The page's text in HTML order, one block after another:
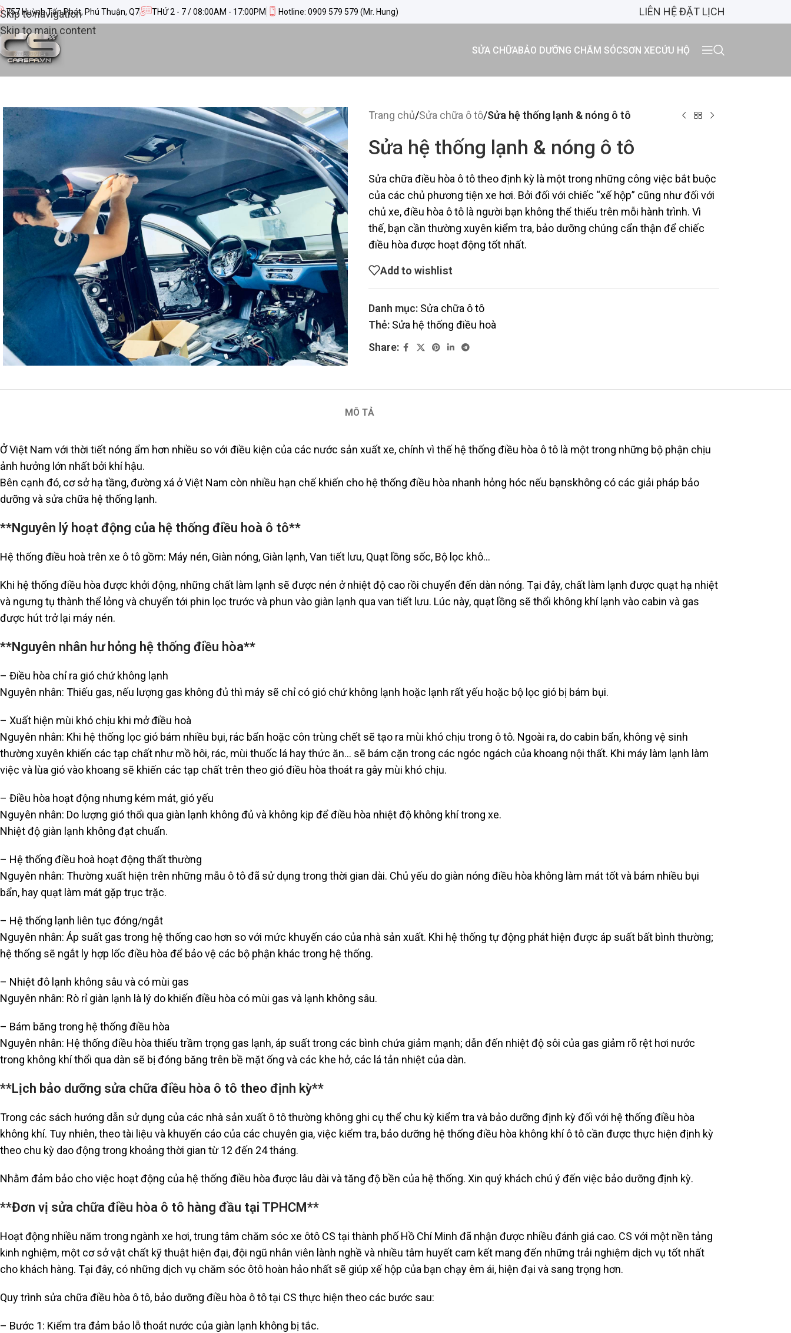
Skip to navigation
Skip to main content
757 Huỳnh Tấn Phát, Phú Thuận, Q7 THỨ 2 - 7 / 08:00AM - 17:00PM Hotline: 0909 579 579 (Mr. Hung) LIÊN HỆ ĐẶT LỊCH
SỬA CHỮABẢO DƯỠNG CHĂM SÓCSƠN XECỨU HỘ
Trang chủ/Sửa chữa ô tô/Sửa hệ thống lạnh & nóng ô tô
Sửa hệ thống lạnh & nóng ô tô
Sửa chữa điều hòa ô tô theo định kỳ là một trong những công việc bắt buộc
của các chủ phương tiện xe hơi. Bởi đối với chiếc “xế hộp” cũng như đối với
chủ xe, điều hòa ô tô là người bạn không thể thiếu trên mỗi hành trình. Vì
thế, bạn cần thường xuyên kiểm tra, bảo dưỡng chúng cẩn thận để chiếc
điều hòa được hoạt động tốt nhất.
Add to wishlist
Danh mục: Sửa chữa ô tô
Thẻ: Sửa hệ thống điều hoà
Share:
MÔ TẢ
Ở Việt Nam với thời tiết nóng ẩm hơn nhiều so với điều kiện của các nước sản xuất xe, chính vì thế hệ thống điều hòa ô tô là một trong những bộ phận chịu
ảnh hưởng lớn nhất bởi khí hậu.
Bên cạnh đó, cơ sở hạ tầng, đường xá ở Việt Nam còn nhiều hạn chế khiến cho hệ thống điều hòa nhanh hỏng hóc nếu bạnskhông có các giải pháp bảo
dưỡng và sửa chữa hệ thống lạnh.
**Nguyên lý hoạt động của hệ thống điều hoà ô tô**
Hệ thống điều hoà trên xe ô tô gồm: Máy nén, Giàn nóng, Giàn lạnh, Van tiết lưu, Quạt lồng sốc, Bộ lọc khô…
Khi hệ thống điều hòa được khởi động, những chất làm lạnh sẽ được nén ở nhiệt độ cao rồi chuyển đến dàn nóng. Tại đây, chất làm lạnh được quạt hạ nhiệt
và ngưng tụ thành thể lỏng và chuyển tới phin lọc trước và phun vào giàn lạnh qua van tiết lưu. Lúc này, quạt lồng sẽ thổi không khí lạnh vào cabin và gas
được hút trở lại máy nén.
**Nguyên nhân hư hỏng hệ thống điều hòa**
– Điều hòa chỉ ra gió chứ không lạnh
Nguyên nhân: Thiếu gas, nếu lượng gas không đủ thì máy sẽ chỉ có gió chứ không lạnh hoặc lạnh rất yếu hoặc bộ lọc gió bị bám bụi.
– Xuất hiện mùi khó chịu khi mở điều hoà
Nguyên nhân: Khi hệ thống lọc gió bám nhiều bụi, rác bẩn hoặc côn trùng chết sẽ tạo ra mùi khó chịu trong ô tô. Ngoài ra, do cabin bẩn, không vệ sinh
thường xuyên khiến các tạp chất như mồ hôi, rác, mùi thuốc lá hay thức ăn… sẽ bám cặn trong các ngóc ngách của khoang nội thất. Khi máy làm lạnh làm
việc và lùa gió vào khoang sẽ khiến các tạp chất trên theo gió điều hòa thoát ra gây mùi khó chịu.
– Điều hòa hoạt động nhưng kém mát, gió yếu
Nguyên nhân: Do lượng gió thổi qua giàn lạnh không đủ và không kịp để điều hòa nhiệt độ không khí trong xe.
Nhiệt độ giàn lạnh không đạt chuẩn.
– Hệ thống điều hoà hoạt động thất thường
Nguyên nhân: Thường xuất hiện trên những mẫu ô tô đã sử dụng trong thời gian dài. Chủ yếu do giàn nóng điều hòa không làm mát tốt và bám nhiều bụi
bẩn, hay quạt làm mát gặp trục trặc.
– Hệ thống lạnh liên tục đóng/ngắt
Nguyên nhân: Áp suất gas trong hệ thống cao hơn so với mức khuyến cáo của nhà sản xuất. Khi hệ thống tự động phát hiện được áp suất bất bình thường;
hệ thống sẽ ngắt ly hợp lốc điều hòa để bảo vệ các bộ phận khác trong hệ thống.
– Nhiệt đô lạnh không sâu và có mùi gas
Nguyên nhân: Rò rỉ giàn lạnh là lý do khiến điều hòa có mùi gas và lạnh không sâu.
– Bám băng trong hệ thống điều hòa
Nguyên nhân: Hệ thống điều hòa thiếu trầm trọng gas lạnh, áp suất trong các bình chứa giảm mạnh; dẫn đến nhiệt độ sôi của gas giảm rõ rệt hơi nước
trong không khí thổi qua dàn sẽ bị đóng băng trên bề mặt ống và các khe hở, các lá tản nhiệt của dàn.
**Lịch bảo dưỡng sửa chữa điều hòa ô tô theo định kỳ**
Trong các sách hướng dẫn sử dụng của các nhà sản xuất ô tô thường không ghi cụ thể chu kỳ kiểm tra và bảo dưỡng định kỳ đối với hệ thống điều hòa
không khí. Tuy nhiên, theo tài liệu và khuyến cáo của các chuyên gia, việc kiểm tra, bảo dưỡng hệ thống điều hòa không khí ô tô cần được thực hiện định kỳ
theo chu kỳ dao động trong khoảng thời gian từ 12 đến 24 tháng.
Nhằm đảm bảo cho việc hoạt động của hệ thống điều hòa được lâu dài và tăng độ bền của hệ thống. Xin quý khách chú ý đến việc bảo dưỡng định kỳ.
**Đơn vị sửa chữa điều hòa ô tô hàng đầu tại TPHCM**
Hoạt động nhiều năm trong ngành xe hơi, trung tâm chăm sóc xe ôtô CS tại thành phố Hồ Chí Minh đã nhận được nhiều đánh giá cao. CS với một nền tảng
kinh nghiệm, một cơ sở vật chất kỹ thuật hiện đại, đội ngũ nhân viên lành nghề và nhiều tâm huyết cam kết mang đến những trải nghiệm dịch vụ tốt nhất
cho khách hàng. Tại đây, có những dịch vụ chăm sóc ôtô hoàn hảo nhất sẽ giúp xế hộp của bạn chạy êm ái, hiện đại và sang trọng hơn.
Quy trình sửa chữa điều hòa ô tô, bảo dưỡng điều hòa ô tô tại CS thực hiện theo các bước sau:
– Bước 1: Kiểm tra đảm bảo lỗ thoát nước của giàn lạnh không bị tắc.